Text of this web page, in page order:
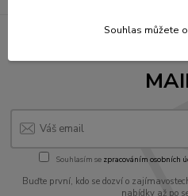
Souhlasím se zpracováním osobních
Buďte první, kdo se dozví o
nabídky až po
Souhlas můžete